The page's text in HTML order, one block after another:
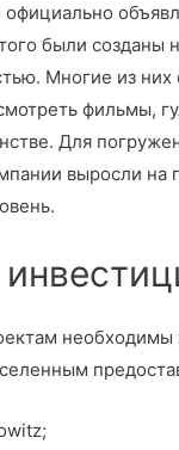
были созданы
Многие из
фильмы,
Для
выросли на
необходимы